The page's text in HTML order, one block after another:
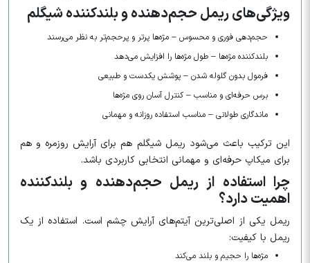
ویژگی‌های ریمل حجم‌دهنده و بلندکننده شیگلم
حجم‌دهی فوری و محسوس – مژه‌ها پرتر و پرحجم‌تر به نظر می‌رسند
بلندکننده مژه‌ها – طول مژه‌ها را افزایش می‌دهد
فرمول بدون گلوله شدن – پوشش یکدست و طبیعی
برس حرفه‌ای و مناسب – کنترل آسان روی مژه‌ها
ماندگاری طولانی – مناسب استفاده روزانه و مهمانی
این ترکیب باعث می‌شود ریمل شیگلم هم برای آرایش روزمره و هم
برای میکاپ حرفه‌ای و مهمانی انتخابی کاربردی باشد.
چرا استفاده از ریمل حجم‌دهنده و بلندکننده
اهمیت دارد؟
ریمل یکی از اصلی‌ترین آیتم‌های آرایش چشم است. استفاده از یک
ریمل با کیفیت:
مژه‌ها را حجیم و بلند می‌کند